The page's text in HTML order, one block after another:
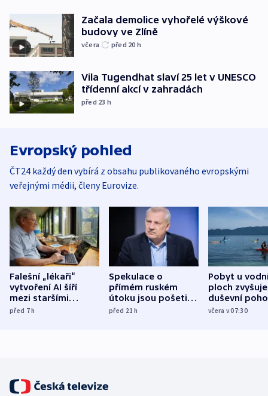
Začala demolice vyhořelé výškové
budovy ve Zlíně
včera před 20 h
Vila Tugendhat slaví 25 let v UNESCO
třídenní akcí v zahradách
před 23 h
Evropský pohled
ČT24 každý den vybírá z obsahu publikovaného evropskými
veřejnými médii, členy Eurovize.
Falešní „lékaři“
vytvoření AI šíří
mezi staršími
Poláky nebezpečné
před 7h
Spekulace o
přímém ruském
útoku jsou pošetilé,
míní estonský
před 21h
Pobyt u
ploch zvyšuje
duševní
ukázala
včera v 07:30